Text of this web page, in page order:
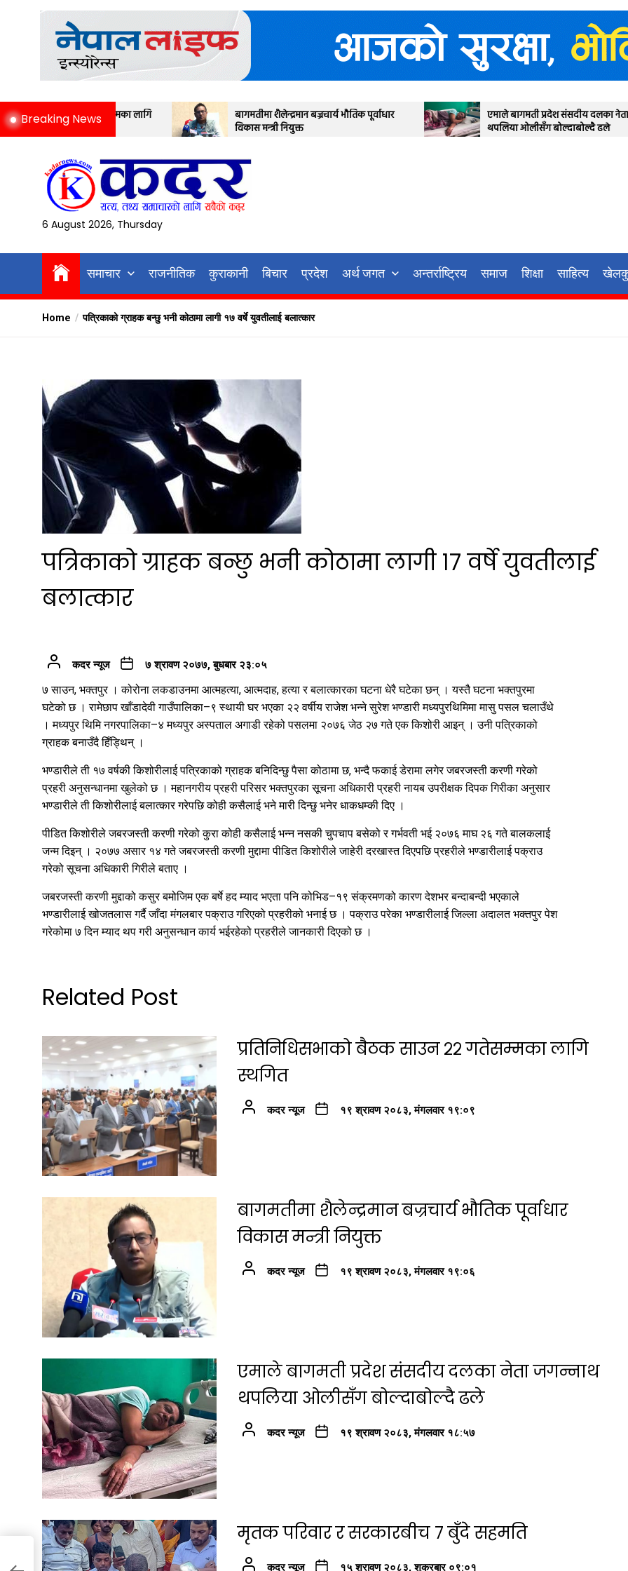
Breaking News
लागि
बागमतीमा शैलेन्द्रमान बज्रचार्य भौतिक पूर्वाधार
विकास मन्त्री नियुक्त
एमाले बागमती प्रदेश संसदीय दलका नेता जगन्नाथ
थपलिया ओलीसँग बोल्दाबोल्दै ढले
6 August 2026, Thursday
समाचार राजनीतिक कुराकानी बिचार प्रदेश अर्थ जगत अन्तर्राष्ट्रिय समाज शिक्षा साहित्य
Home पत्रिकाको ग्राहक बन्छु भनी कोठामा लागी १७ वर्षे युवतीलाई बलात्कार
पत्रिकाको ग्राहक बन्छु भनी कोठामा लागी १७ वर्षे युवतीलाई
बलात्कार
कदर न्यूज ७ श्रावण २०७७, बुधबार २३:०५
७ साउन, भक्तपुर । कोरोना लकडाउनमा आत्महत्या, आत्मदाह, हत्या र बलात्कारका घटना धेरै घटेका छन् । यस्तै घटना भक्तपुरमा
घटेको छ । रामेछाप खाँडादेवी गाउँपालिका–९ स्थायी घर भएका २२ वर्षीय राजेश भन्ने सुरेश भण्डारी मध्यपुरथिमिमा मासु पसल चलाउँथे
। मध्यपुर थिमि नगरपालिका–४ मध्यपुर अस्पताल अगाडी रहेको पसलमा २०७६ जेठ २७ गते एक किशोरी आइन् । उनी पत्रिकाको
ग्राहक बनाउँदै हिँड्थिन् ।
भण्डारीले ती १७ वर्षकी किशोरीलाई पत्रिकाको ग्राहक बनिदिन्छु पैसा कोठामा छ, भन्दै फकाई डेरामा लगेर जबरजस्ती करणी गरेको
प्रहरी अनुसन्धानमा खुलेको छ । महानगरीय प्रहरी परिसर भक्तपुरका सूचना अधिकारी प्रहरी नायब उपरीक्षक दिपक गिरीका अनुसार
भण्डारीले ती किशोरीलाई बलात्कार गरेपछि कोही कसैलाई भने मारी दिन्छु भनेर धाकधम्की दिए ।
पीडित किशोरीले जबरजस्ती करणी गरेको कुरा कोही कसैलाई भन्न नसकी चुपचाप बसेको र गर्भवती भई २०७६ माघ २६ गते बालकलाई
जन्म दिइन् । २०७७ असार १४ गते जबरजस्ती करणी मुद्दामा पीडित किशोरीले जाहेरी दरखास्त दिएपछि प्रहरीले भण्डारीलाई पक्राउ
गरेको सूचना अधिकारी गिरीले बताए ।
जबरजस्ती करणी मुद्दाको कसुर बमोजिम एक बर्षे हद म्याद भएता पनि कोभिड–१९ संक्रमणको कारण देशभर बन्दाबन्दी भएकाले
भण्डारीलाई खोजतलास गर्दै जाँदा मंगलबार पक्राउ गरिएको प्रहरीको भनाई छ । पक्राउ परेका भण्डारीलाई जिल्ला अदालत भक्तपुर पेश
गरेकोमा ७ दिन म्याद थप गरी अनुसन्धान कार्य भईरहेको प्रहरीले जानकारी दिएको छ ।
Related Post
प्रतिनिधिसभाको बैठक साउन २२ गतेसम्मका लागि
स्थगित
कदर न्यूज १९ श्रावण २०८३, मंगलवार १९:०९
बागमतीमा शैलेन्द्रमान बज्रचार्य भौतिक पूर्वाधार
विकास मन्त्री नियुक्त
कदर न्यूज १९ श्रावण २०८३, मंगलवार १९:०६
एमाले बागमती प्रदेश संसदीय दलका नेता जगन्नाथ
थपलिया ओलीसँग बोल्दाबोल्दै ढले
कदर न्यूज १९ श्रावण २०८३, मंगलवार १८:५७
मृतक परिवार र सरकारबीच ७ बुँदे सहमति
कदर न्यूज १५ श्रावण २०८३, शुक्रबार ०९:०१